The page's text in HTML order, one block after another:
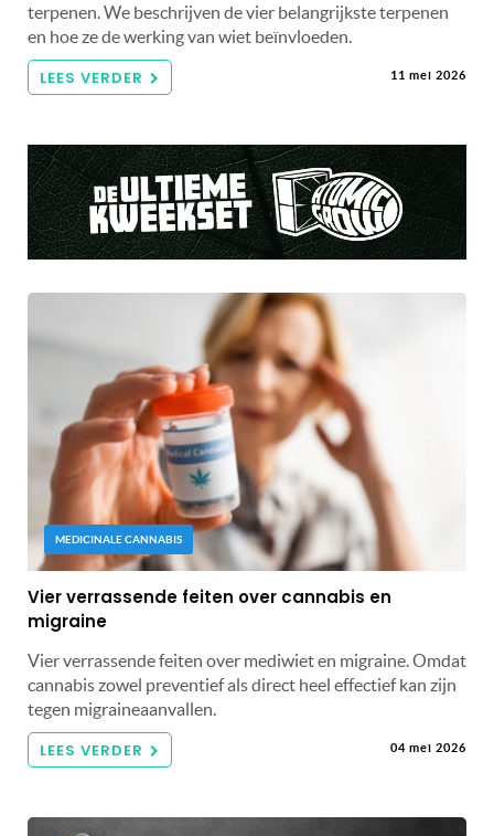
terpenen. We beschrijven de vier belangrijkste terpenen
en hoe ze de werking van wiet beïnvloeden.
LEES VERDER 11 mei 2026
MEDICINALE CANNABIS
Vier verrassende feiten over cannabis en
migraine
Vier verrassende feiten over mediwiet en migraine. Omdat
cannabis zowel preventief als direct heel effectief kan zijn
tegen migraineaanvallen.
LEES VERDER 04 mei 2026